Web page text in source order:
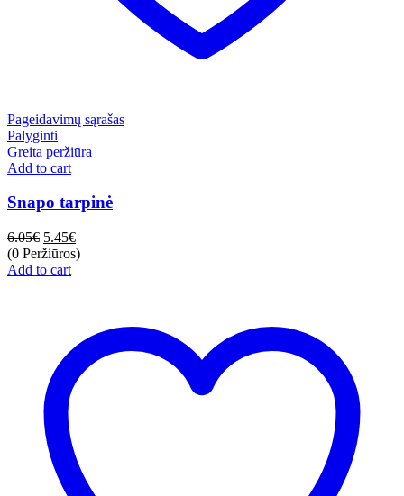
Pageidavimų sąrašas
Palyginti
Greita peržiūra
Add to cart
Snapo tarpinė
6.05€ 5.45€
(0 Peržiūros)
Add to cart